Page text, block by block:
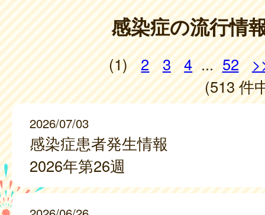
感染症の流行情
(1) 2 3 4 ... 52
(513 件
2026/07/03
感染症患者発生情報
2026年第26週